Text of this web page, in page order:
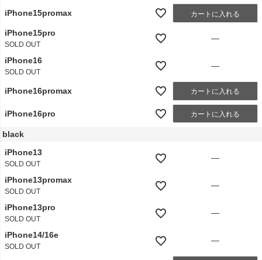
iPhone15promax カートに入れる
iPhone15pro
SOLD OUT
—
iPhone16
SOLD OUT
—
iPhone16promax カートに入れる
iPhone16pro カートに入れる
black
iPhone13
SOLD OUT
—
iPhone13promax
SOLD OUT
—
iPhone13pro
SOLD OUT
—
iPhone14/16e
SOLD OUT
—